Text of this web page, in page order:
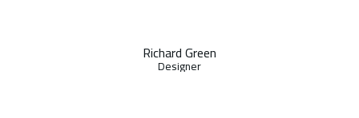
Richard Green
Designer